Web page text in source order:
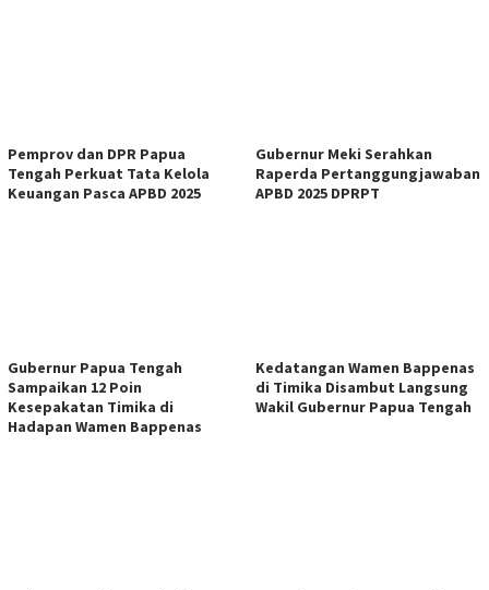
Pemprov dan DPR Papua
Tengah Perkuat Tata Kelola
Keuangan Pasca APBD 2025
Gubernur Meki Serahkan
Raperda Pertanggungjawaban
APBD 2025 DPRPT
Gubernur Papua Tengah
Sampaikan 12 Poin
Kesepakatan Timika di
Hadapan Wamen Bappenas
Kedatangan Wamen Bappenas
di Timika Disambut Langsung
Wakil Gubernur Papua Tengah